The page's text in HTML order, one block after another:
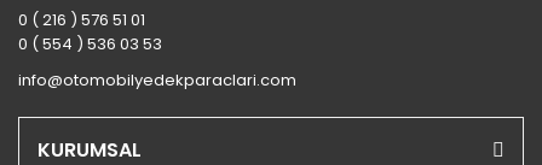
0 ( 216 ) 576 51 01
0 ( 554 ) 536 03 53
info@otomobilyedekparaclari.com
KURUMSAL